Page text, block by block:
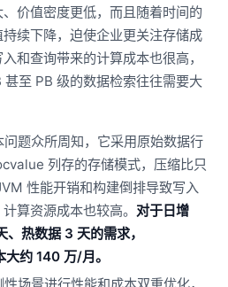
价值密度更低，而且随着时间的
续下降，迫使企业更关注存储成
和查询带来的计算成本也很高，
至 PB 级的数据检索往往需要大
题众所周知，它采用原始数据行
列存的存储模式，压缩比只
性能开销和构建倒排导致写入
算资源成本也较高。 对于日增
热数据 3 天的需求，
约 140 万/月。